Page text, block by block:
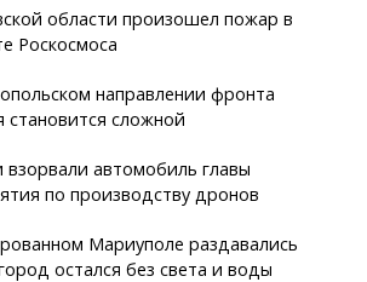
области произошел пожар в
Роскосмоса
направлении фронта
становится сложной
взорвали автомобиль главы
по производству дронов
Мариуполе раздавались
остался без света и воды